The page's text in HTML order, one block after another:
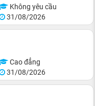
Không yêu cầu
31/08/2026
Cao đẳng
31/08/2026